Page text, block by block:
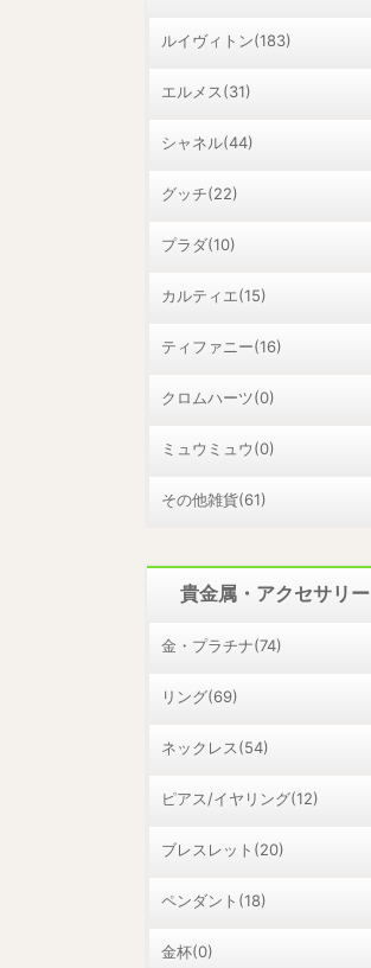
ルイヴィトン(183)
エルメス(31)
シャネル(44)
グッチ(22)
プラダ(10)
カルティエ(15)
ティファニー(16)
クロムハーツ(0)
ミュウミュウ(0)
その他雑貨(61)
貴金属・アクセサリー
金・プラチナ(74)
リング(69)
ネックレス(54)
ピアス/イヤリング(12)
ブレスレット(20)
ペンダント(18)
金杯(0)